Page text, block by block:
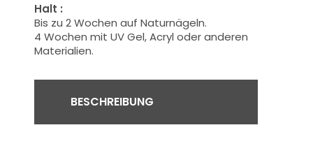
Halt :
Bis zu 2 Wochen auf Naturnägeln.
4 Wochen mit UV Gel, Acryl oder anderen
Materialien.
BESCHREIBUNG